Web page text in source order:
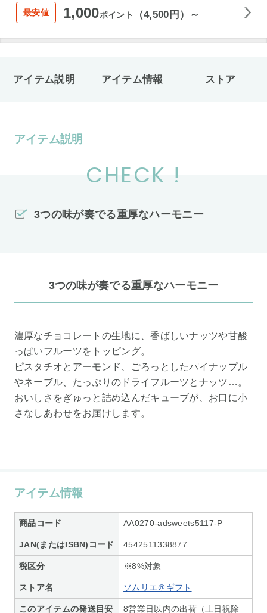
最安値 1,000ポイント （4,500円）～
アイテム説明 アイテム情報 ストア
アイテム説明
CHECK !
3つの味が奏でる重厚なハーモニー
3つの味が奏でる重厚なハーモニー
濃厚なチョコレートの生地に、香ばしいナッツや甘酸
っぱいフルーツをトッピング。
ピスタチオとアーモンド、ごろっとしたパイナップル
やネーブル、たっぷりのドライフルーツとナッツ…。
おいしさをぎゅっと詰め込んだキューブが、お口に小
さなしあわせをお届けします。
アイテム情報
商品コード AA0270-adsweets5117-P
JAN(またはISBN)コード 4542511338877
税区分 ※8%対象
ストア名 ソムリエ＠ギフト
このアイテムの発送目安 8営業日以内の出荷（土日祝除